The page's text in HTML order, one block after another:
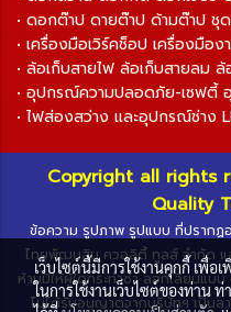
• ดอกต๊าป ดายต๊าป ด้ามต๊าป ชุ
• เครื่องมือเวิร์คช็อป เครื่องมือง
• ล้อเก็บสายไฟ ล้อเก็บสายลม ล้
• อุปกรณ์ความปลอดภัย-เซฟตี้
• ไฟส่องสว่าง และอุปกรณ์ช่าง
Copyright all rights
Quality
ข้อความ รูปภาพ รูปแบบ ที่ปรากฏ
ไทยพัฒนสิน ควอลิตี้ ทูลส์ จำกัด แ
ห้ามมิให้ผู้ใดกระทำซ้ำ ลอกเลียนแบ
ไม่ได้รับอนุญาตจากบริษัทฯ เป็น
เว็บไซต์นี้มีการใช้งานคุกกี้ เพื่
ในการใช้งานเว็บไซต์ของท่าน